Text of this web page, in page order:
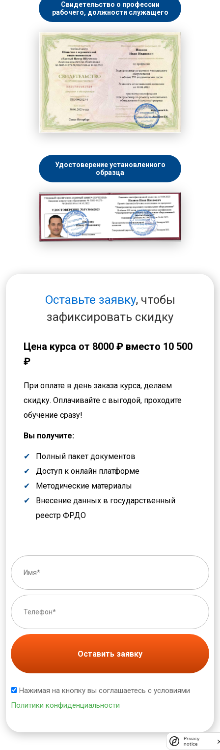
Свидетельство о профессии
рабочего, должности служащего
Удостоверение установленного
образца
Оставьте заявку, чтобы
зафиксировать скидку
Цена курса от 8000 ₽ вместо 10 500
₽
При оплате в день заказа курса, делаем
скидку. Оплачивайте с выгодой, проходите
обучение сразу!
Вы получите:
Полный пакет документов
Доступ к онлайн платформе
Методические материалы
Внесение данных в государственный
реестр ФРДО
Оставить заявку
Нажимая на кнопку вы соглашаетесь с условиями
Политики конфиденциальности
Privacy
notice